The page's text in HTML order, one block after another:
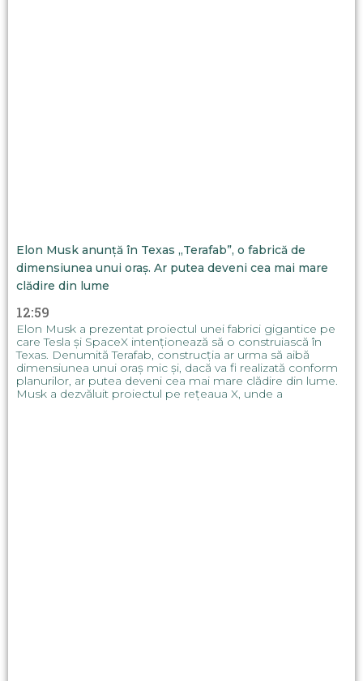
Elon Musk anunță în Texas „Terafab”, o fabrică de
dimensiunea unui oraș. Ar putea deveni cea mai mare
clădire din lume
12:59
Elon Musk a prezentat proiectul unei fabrici gigantice pe
care Tesla și SpaceX intenționează să o construiască în
Texas. Denumită Terafab, construcția ar urma să aibă
dimensiunea unui oraș mic și, dacă va fi realizată conform
planurilor, ar putea deveni cea mai mare clădire din lume.
Musk a dezvăluit proiectul pe rețeaua X, unde a